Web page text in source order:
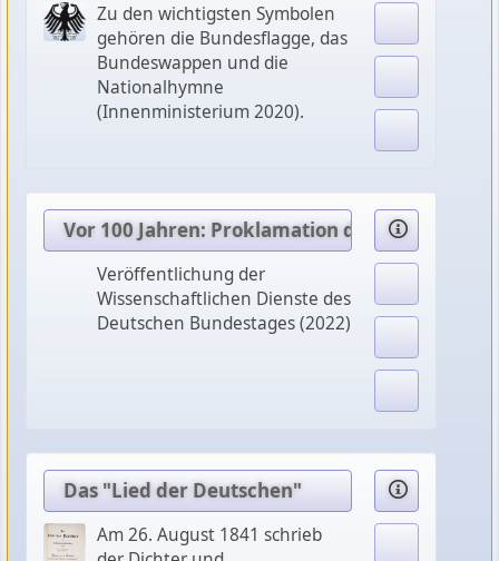
Zu den wichtigsten Symbolen
gehören die Bundesflagge, das
Bundeswappen und die
Nationalhymne
(Innenministerium 2020).
Vor 100 Jahren: Proklamation des „Liedes
Veröffentlichung der
Wissenschaftlichen Dienste des
Deutschen Bundestages (2022)
Das "Lied der Deutschen"
Am 26. August 1841 schrieb